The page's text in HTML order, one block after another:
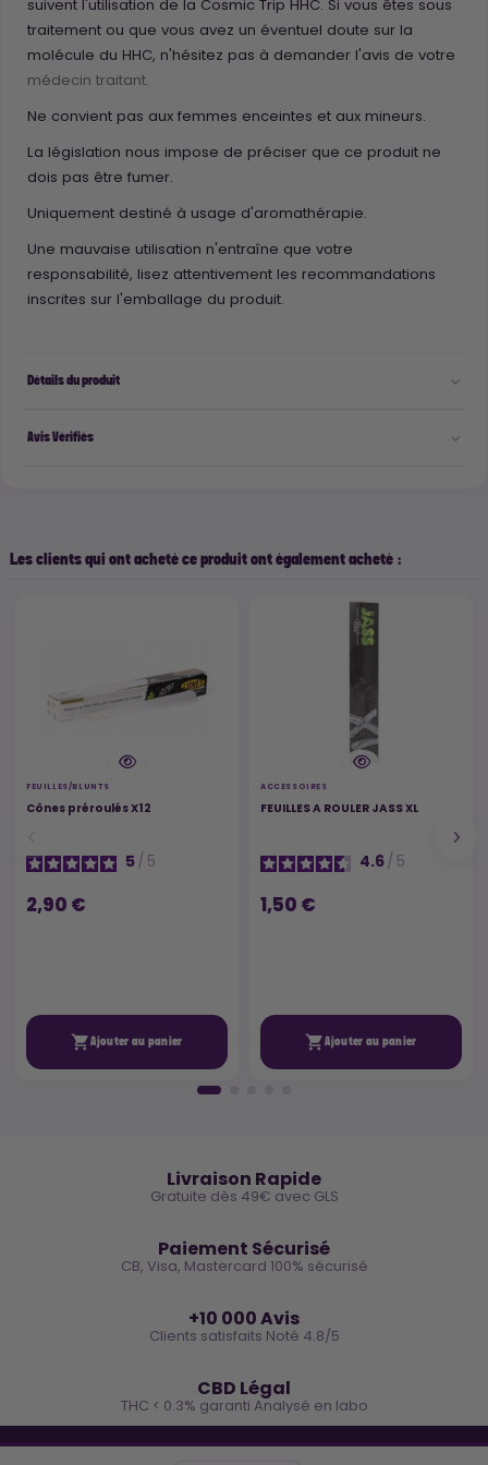
suivent l'utilisation de la Cosmic Trip HHC. Si vous êtes sous
traitement ou que vous avez un éventuel doute sur la
molécule du HHC, n'hésitez pas à demander l'avis de votre
médecin traitant.
Ne convient pas aux femmes enceintes et aux mineurs.
La législation nous impose de préciser que ce produit ne
dois pas être fumer.
Uniquement destiné à usage d'aromathérapie.
Une mauvaise utilisation n'entraîne que votre
responsabilité, lisez attentivement les recommandations
inscrites sur l'emballage du produit.
Détails du produit
Avis Vérifiés
Les clients qui ont acheté ce produit ont également acheté :
FEUILLES/BLUNTS
Cônes préroulés X12
5/ 5
2,90 €
Ajouter au panier
ACCESSOIRES
FEUILLES A ROULER JASS XL
4.6/ 5
1,50 €
Ajouter au panier
Livraison Rapide
Gratuite dès 49€ avec GLS
Paiement Sécurisé
CB, Visa, Mastercard 100% sécurisé
+10 000 Avis
Clients satisfaits Noté 4.8/5
CBD Légal
THC < 0.3% garanti Analysé en labo